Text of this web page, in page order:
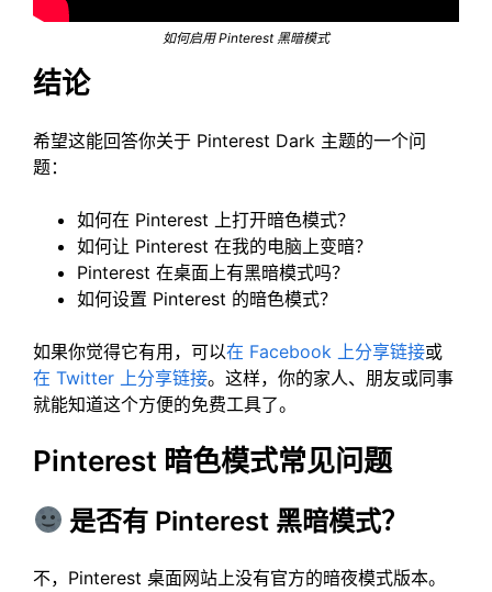
如何启用 Pinterest 黑暗模式
结论
希望这能回答你关于 Pinterest Dark 主题的一个问
题：
如何在 Pinterest 上打开暗色模式？
如何让 Pinterest 在我的电脑上变暗？
Pinterest 在桌面上有黑暗模式吗？
如何设置 Pinterest 的暗色模式？
如果你觉得它有用，可以在 Facebook 上分享链接或
在 Twitter 上分享链接。这样，你的家人、朋友或同事
就能知道这个方便的免费工具了。
Pinterest 暗色模式常见问题
是否有 Pinterest 黑暗模式？
不，Pinterest 桌面网站上没有官方的暗夜模式版本。